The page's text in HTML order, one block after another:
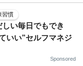
習慣
い毎日でもでき
いい”セルフマネジ
Sponsored